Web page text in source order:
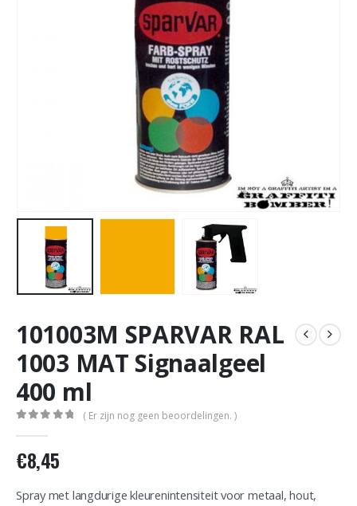
101003M SPARVAR RAL
1003 MAT Signaalgeel
400 ml
( Er zijn nog geen beoordelingen. )
€8,45
Spray met langdurige kleurenintensiteit voor metaal, hout,